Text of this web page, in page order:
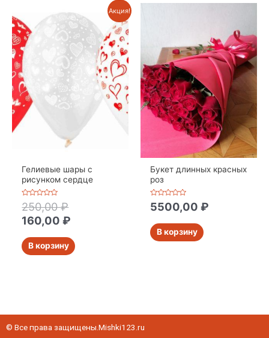
Акция!
Гелиевые шары с
рисунком сердце
Оценка
0
из
250,00₽
160,00₽
В корзину
Букет длинных красных
роз
Оценка
0
5500,00₽
В корзину
© Все права защищены.Mishki123.ru